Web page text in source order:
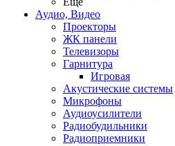
Аудио, Видео
Проекторы
ЖК панели
Телевизоры
Гарнитура
Игровая
Акустические системы
Микрофоны
Аудиоусилители
Радиобудильники
Радиоприемники